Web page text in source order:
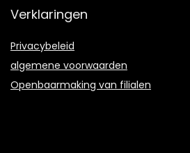
Verklaringen
Privacybeleid
algemene voorwaarden
Openbaarmaking van filialen